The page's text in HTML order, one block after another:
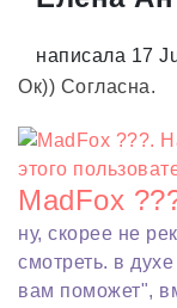
написала 17
Ок)) Согласна.
MadFox
ну, скорее не
смотреть. в
вам поможет",